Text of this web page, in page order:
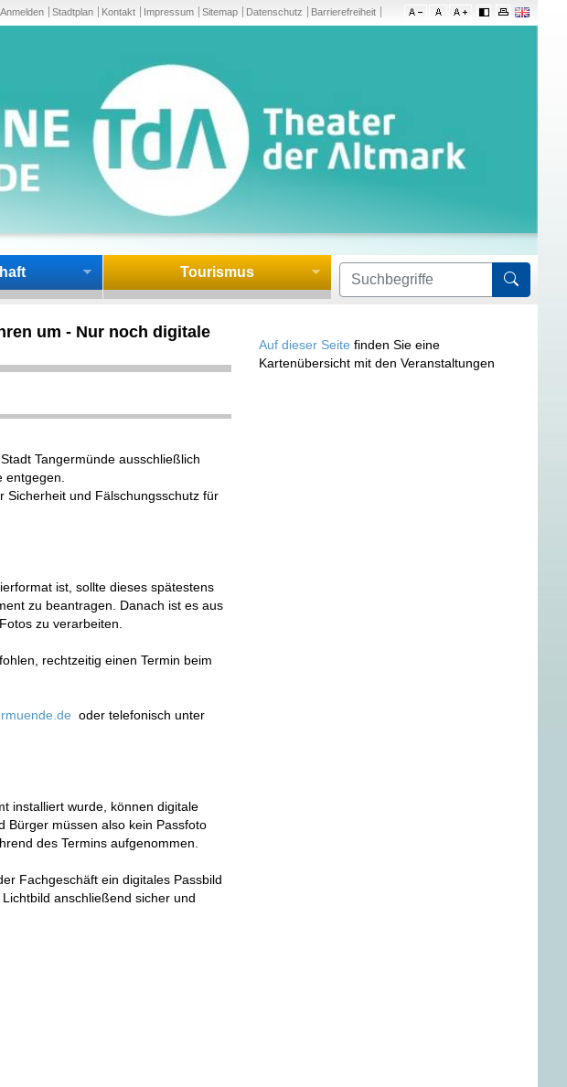
Anmelden Stadtplan Kontakt Impressum Sitemap Datenschutz Barrierefreiheit
Tourismus
um - Nur noch digitale
Tangermünde ausschließlich
Sicherheit und Fälschungsschutz für
ist, sollte dieses spätestens
zu beantragen. Danach ist es aus
zu verarbeiten.
rechtzeitig einen Termin beim
oder telefonisch unter
installiert wurde, können digitale
Bürger müssen also kein Passfoto
des Termins aufgenommen.
Fachgeschäft ein digitales Passbild
anschließend sicher und
Auf dieser Seite finden Sie eine
Kartenübersicht mit den Veranstaltungen